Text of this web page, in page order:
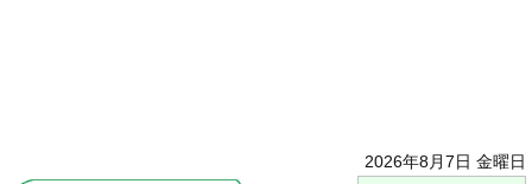
2026年8月7日 金曜日